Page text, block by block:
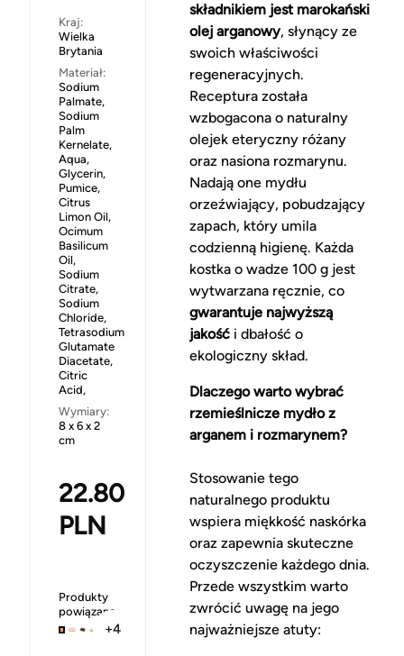
Kraj:
Wielka
Brytania
Materiał:
Sodium
Palmate,
Sodium
Palm
Kernelate,
Aqua,
Glycerin,
Pumice,
Citrus
Limon Oil,
Ocimum
Basilicum
Oil,
Sodium
Citrate,
Sodium
Chloride,
Tetrasodium
Glutamate
Diacetate,
Citric
Acid,
Wymiary:
8 x 6 x 2
cm
22.80
PLN
Produkty
powiązane
+4
składnikiem jest marokański
olej arganowy, słynący ze
swoich właściwości
regeneracyjnych.
Receptura została
wzbogacona o naturalny
olejek eteryczny różany
oraz nasiona rozmarynu.
Nadają one mydłu
orzeźwiający, pobudzający
zapach, który umila
codzienną higienę. Każda
kostka o wadze 100 g jest
wytwarzana ręcznie, co
gwarantuje najwyższą
jakośći dbałość o
ekologiczny skład.
Dlaczego warto wybrać
rzemieślnicze mydło z
arganem i rozmarynem?
Stosowanie tego
naturalnego produktu
wspiera miękkość naskórka
oraz zapewnia skuteczne
oczyszczenie każdego dnia.
Przede wszystkim warto
zwrócić uwagę na jego
najważniejsze atuty: